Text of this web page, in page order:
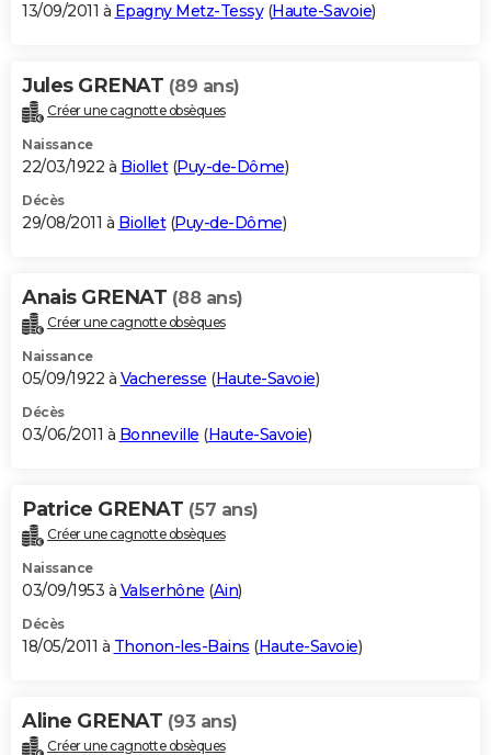
13/09/2011 à Epagny Metz-Tessy(Haute-Savoie)
Jules GRENAT (89 ans)
Créer une cagnotte obsèques
Naissance
22/03/1922 à Biollet(Puy-de-Dôme)
Décès
29/08/2011 à Biollet(Puy-de-Dôme)
Anais GRENAT (88 ans)
Créer une cagnotte obsèques
Naissance
05/09/1922 à Vacheresse (Haute-Savoie)
Décès
03/06/2011 à Bonneville (Haute-Savoie)
Patrice GRENAT (57 ans)
Créer une cagnotte obsèques
Naissance
03/09/1953 à Valserhône (Ain)
Décès
18/05/2011 à Thonon-les-Bains (Haute-Savoie)
Aline GRENAT (93 ans)
Créer une cagnotte obsèques